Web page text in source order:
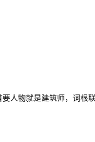
人物就是建筑师，词根联